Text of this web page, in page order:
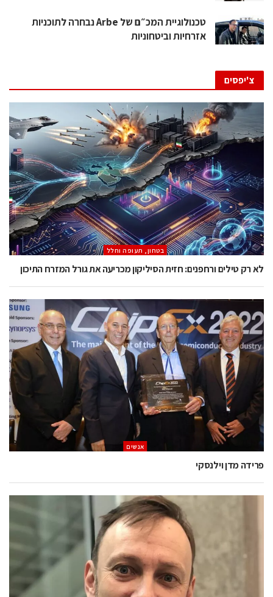
טכנולוגיית המכ״ם של Arbe נבחרה לתוכניות
אזרחיות וביטחוניות
צ'יפסים
בטחון, תעופה וחלל
לא רק טילים ורחפנים: חזית הסיליקון מכריעה את גורל המזרח התיכון
אנשים
פרידה מדן וילנסקי